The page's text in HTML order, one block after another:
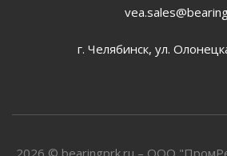
г. Челябинск, ул.
2026 © bearingprk.ru – ООО